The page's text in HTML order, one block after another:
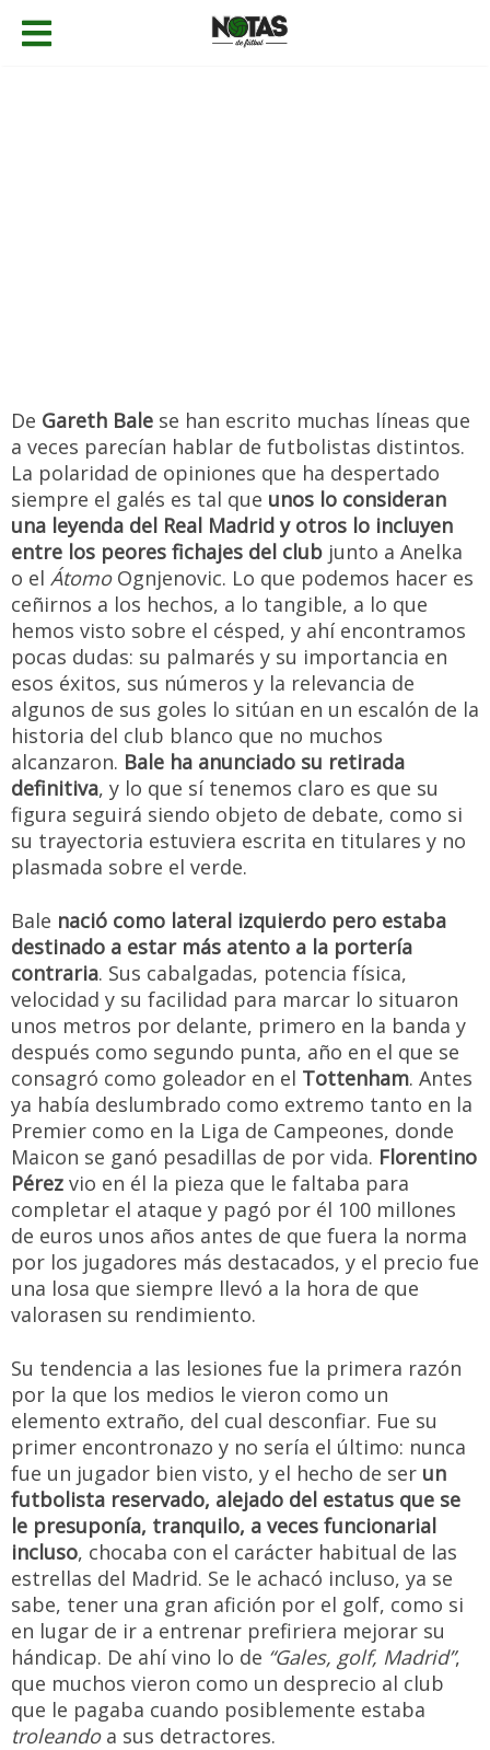
De Gareth Bale se han escrito muchas líneas que
a veces parecían hablar de futbolistas distintos.
La polaridad de opiniones que ha despertado
siempre el galés es tal que unos lo consideran
una leyenda del Real Madrid y otros lo incluyen
entre los peores fichajes del club junto a Anelka
o el ÁtomoOgnjenovic. Lo que podemos hacer es
ceñirnos a los hechos, a lo tangible, a lo que
hemos visto sobre el césped, y ahí encontramos
pocas dudas: su palmarés y su importancia en
esos éxitos, sus números y la relevancia de
algunos de sus goles lo sitúan en un escalón de la
historia del club blanco que no muchos
alcanzaron. Bale ha anunciado su retirada
definitiva, y lo que sí tenemos claro es que su
figura seguirá siendo objeto de debate, como si
su trayectoria estuviera escrita en titulares y no
plasmada sobre el verde.
Bale nació como lateral izquierdo pero estaba
destinado a estar más atento a la portería
contraria. Sus cabalgadas, potencia física,
velocidad y su facilidad para marcar lo situaron
unos metros por delante, primero en la banda y
después como segundo punta, año en el que se
consagró como goleador en el Tottenham. Antes
ya había deslumbrado como extremo tanto en la
Premier como en la Liga de Campeones, donde
Maicon se ganó pesadillas de por vida. Florentino
Pérez vio en él la pieza que le faltaba para
completar el ataque y pagó por él 100 millones
de euros unos años antes de que fuera la norma
por los jugadores más destacados, y el precio fue
una losa que siempre llevó a la hora de que
valorasen su rendimiento.
Su tendencia a las lesiones fue la primera razón
por la que los medios le vieron como un
elemento extraño, del cual desconfiar. Fue su
primer encontronazo y no sería el último: nunca
fue un jugador bien visto, y el hecho de ser un
futbolista reservado, alejado del estatus que se
le presuponía, tranquilo, a veces funcionarial
incluso, chocaba con el carácter habitual de las
estrellas del Madrid. Se le achacó incluso, ya se
sabe, tener una gran afición por el golf, como si
en lugar de ir a entrenar prefiriera mejorar su
hándicap. De ahí vino lo de “Gales, golf, Madrid”,
que muchos vieron como un desprecio al club
que le pagaba cuando posiblemente estaba
troleandoa sus detractores.